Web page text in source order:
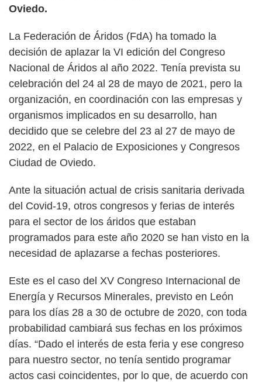
Oviedo.
La Federación de Áridos (FdA) ha tomado la
decisión de aplazar la VI edición del Congreso
Nacional de Áridos al año 2022. Tenía prevista su
celebración del 24 al 28 de mayo de 2021, pero la
organización, en coordinación con las empresas y
organismos implicados en su desarrollo, han
decidido que se celebre del 23 al 27 de mayo de
2022, en el Palacio de Exposiciones y Congresos
Ciudad de Oviedo.
Ante la situación actual de crisis sanitaria derivada
del Covid-19, otros congresos y ferias de interés
para el sector de los áridos que estaban
programados para este año 2020 se han visto en la
necesidad de aplazarse a fechas posteriores.
Este es el caso del XV Congreso Internacional de
Energía y Recursos Minerales, previsto en León
para los días 28 a 30 de octubre de 2020, con toda
probabilidad cambiará sus fechas en los próximos
días. “Dado el interés de esta feria y ese congreso
para nuestro sector, no tenía sentido programar
actos casi coincidentes, por lo que, de acuerdo con